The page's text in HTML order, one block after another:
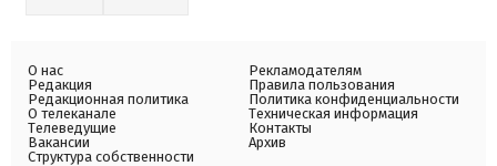
О нас
Редакция
Редакционная политика
О телеканале
Телеведущие
Вакансии
Структура собственности
Рекламодателям
Правила пользования
Политика конфиденциальности
Техническая информация
Контакты
Архив